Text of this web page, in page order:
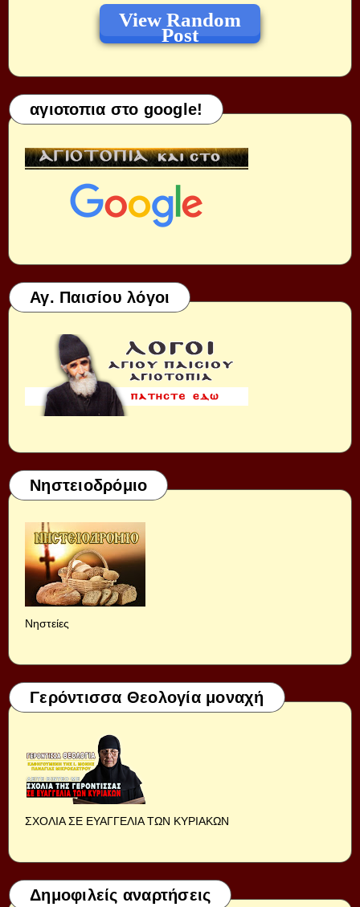
View Random
Post
αγιοτοπια στο google!
Αγ. Παισίου λόγοι
Νηστειοδρόμιο
Νηστείες
Γερόντισσα Θεολογία μοναχή
ΣΧΟΛΙΑ ΣΕ ΕΥΑΓΓΕΛΙΑ ΤΩΝ ΚΥΡΙΑΚΩΝ
Δημοφιλείς αναρτήσεις